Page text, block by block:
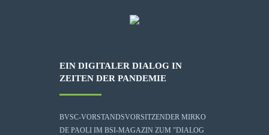
EIN DIGITALER DIALOG IN
ZEITEN DER PANDEMIE
BVSC-VORSTANDSVORSITZENDER MIRKO
DE PAOLI IM BSI-MAGAZIN ZUM "DIALOG